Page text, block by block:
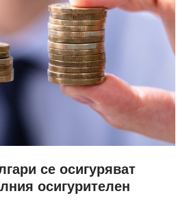
се осигуряват
осигурителен